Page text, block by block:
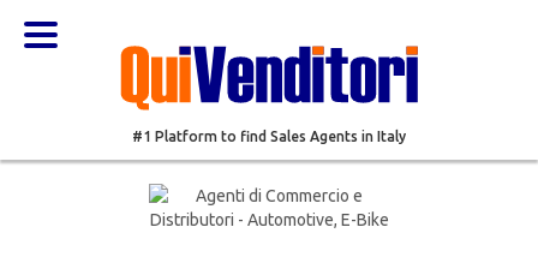
#1 Platform to find Sales Agents in Italy